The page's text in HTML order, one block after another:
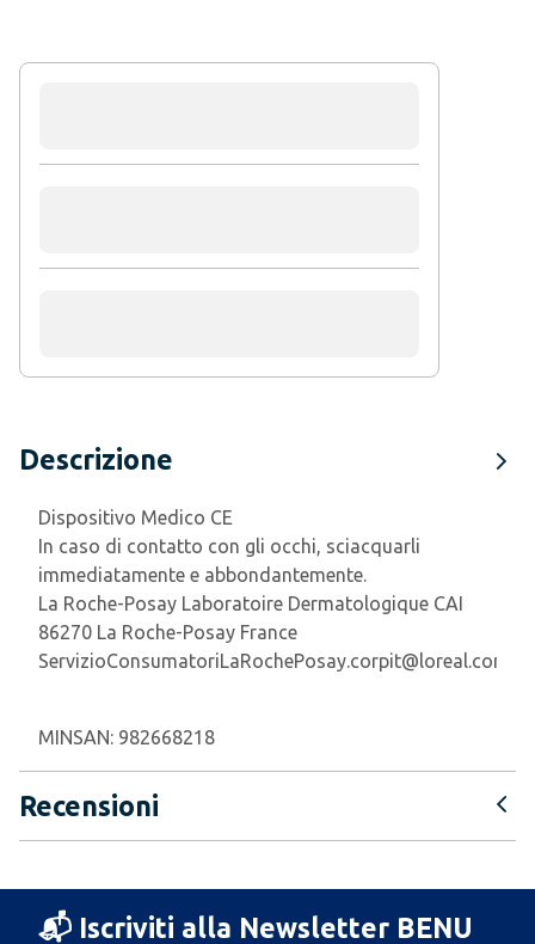
Descrizione
Dispositivo Medico CE
In caso di contatto con gli occhi, sciacquarli
immediatamente e abbondantemente.
La Roche-Posay Laboratoire Dermatologique CAI
86270 La Roche-Posay France
ServizioConsumatoriLaRochePosay.corpit@loreal.com
MINSAN: 982668218
Recensioni
📬 Iscriviti alla Newsletter BENU